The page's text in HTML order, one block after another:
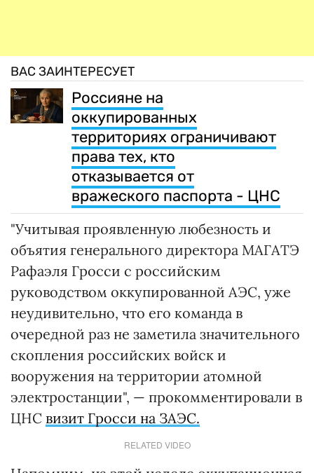
ВАС ЗАИНТЕРЕСУЕТ
Россияне на
оккупированных
территориях ограничивают
права тех, кто
отказывается от
вражеского паспорта - ЦНС
"Учитывая проявленную любезность и
объятия генерального директора МАГАТЭ
Рафаэля Гросси с российским
руководством оккупированной АЭС, уже
неудивительно, что его команда в
очередной раз не заметила значительного
скопления российских войск и
вооружения на территории атомной
электростанции", — прокомментировали в
ЦНС визит Гросси на ЗАЭС.
RELATED VIDEO